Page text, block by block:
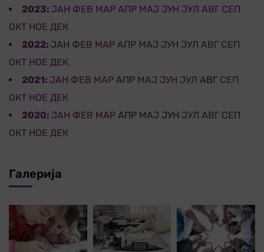
2023: ЈАН ФЕВ МАР АПР МАЈ ЈУН ЈУЛ АВГ СЕП
ОКТ НОЕ ДЕК
2022: ЈАН ФЕВ МАР АПР МАЈ ЈУН ЈУЛ АВГ СЕП
ОКТ НОЕ ДЕК
2021: ЈАН ФЕВ МАР АПР МАЈ ЈУН ЈУЛ АВГ СЕП
ОКТ НОЕ ДЕК
2020: ЈАН ФЕВ МАР АПР МАЈ ЈУН ЈУЛ АВГ СЕП
ОКТ НОЕ ДЕК
Галерија